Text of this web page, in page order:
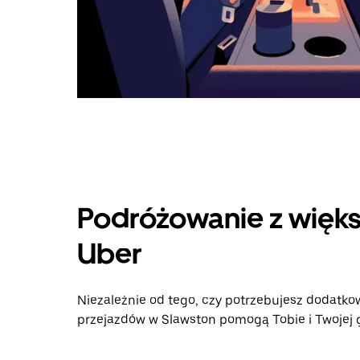
Podróżowanie z
Uber
Niezależnie od tego, czy potrzebujesz
przejazdów w Slawston pomogą Tobie i